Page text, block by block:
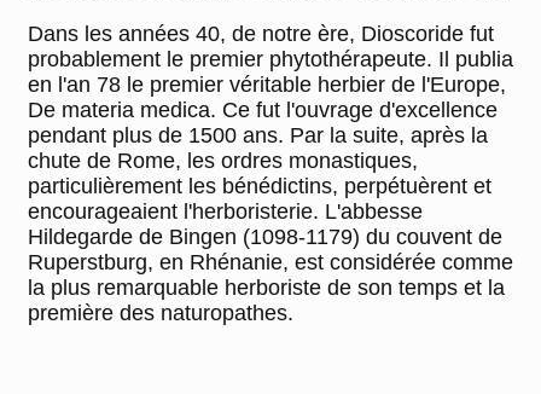
Dans les années 40, de notre ère, Dioscoride fut
probablement le premier phytothérapeute. Il publia
en l'an 78 le premier véritable herbier de l'Europe,
De materia medica. Ce fut l'ouvrage d'excellence
pendant plus de 1500 ans. Par la suite, après la
chute de Rome, les ordres monastiques,
particulièrement les bénédictins, perpétuèrent et
encourageaient l'herboristerie. L'abbesse
Hildegarde de Bingen (1098-1179) du couvent de
Ruperstburg, en Rhénanie, est considérée comme
la plus remarquable herboriste de son temps et la
première des naturopathes.